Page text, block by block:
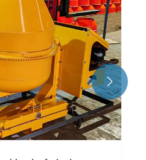
